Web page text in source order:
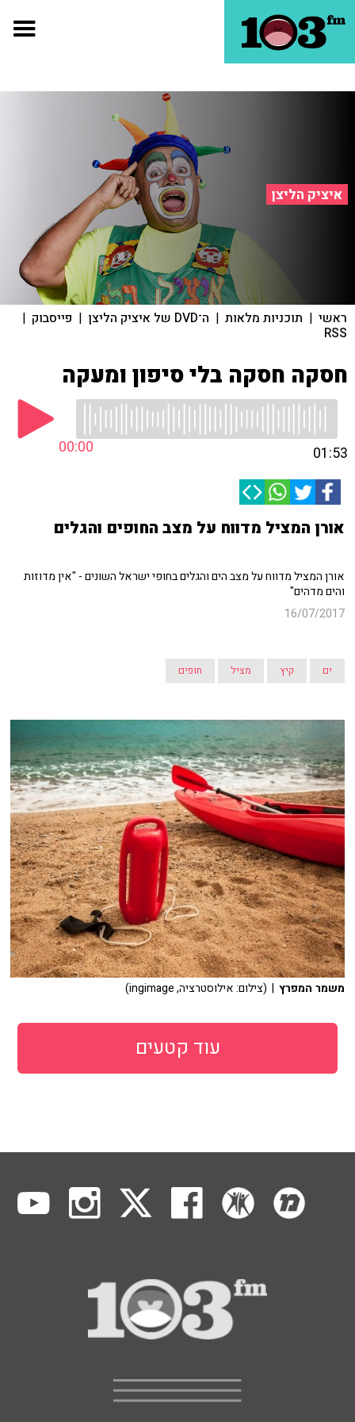
איציק הליצן
ראשי | תוכניות מלאות | ה־DVD של איציק הליצן | פייסבוק |
RSS
חסקה חסקה בלי סיפון ומעקה
00:00 01:53
אורן המציל מדווח על מצב החופים והגלים
אורן המציל מדווח על מצב הים והגלים בחופי ישראל השונים - "אין מדוזות
והים מדהים"
16/07/2017
ים קיץ מציל חופים
משמר המפרץ | (צילום: אילוסטרציה, ingimage)
עוד קטעים